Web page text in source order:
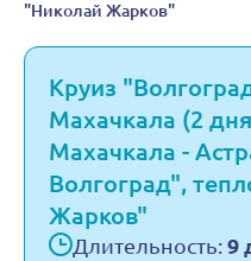
"Николай Жарков"
Круиз
Махачкала (2
Махачкала -
Волгоград",
Жарков"
Длительность: 9